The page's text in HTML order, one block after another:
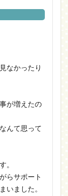
なかったり
が増えたの
んて思って
。
らサポート
いました。